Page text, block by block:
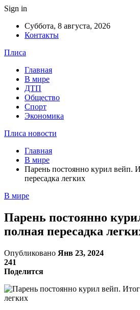
Sign in
Суббота, 8 августа, 2026
Контакты
Плиса
Главная
В мире
ДТП
Общество
Спорт
Экономика
Плиса новости
Главная
В мире
Парень постоянно курил вейп.
пересадка легких
В мире
Парень постоянно
полная пересадка
Опубликовано Янв 23, 2024
241
Поделится